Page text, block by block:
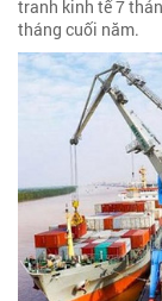
tranh kinh tế 7
tháng cuối năm.